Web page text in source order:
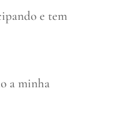
e tem
a minha